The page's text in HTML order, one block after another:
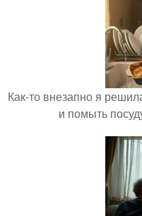
Как-то внезапно я
и помыть